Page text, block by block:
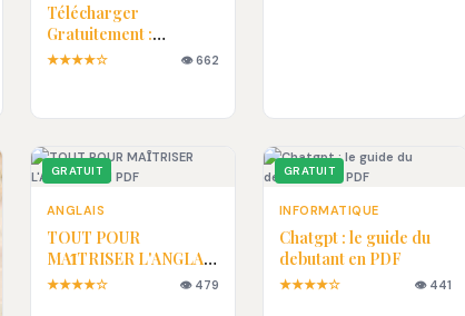
Télécharger
Gratuitement :
Électricité Automobile
★★★★☆ 👁 662
GRATUIT
ANGLAIS
TOUT POUR
MAȊTRISER L'ANGLAIS
EN PDF
★★★★☆ 👁 479
GRATUIT
INFORMATIQUE
Chatgpt : le guide du
debutant en PDF
★★★★☆ 👁 441